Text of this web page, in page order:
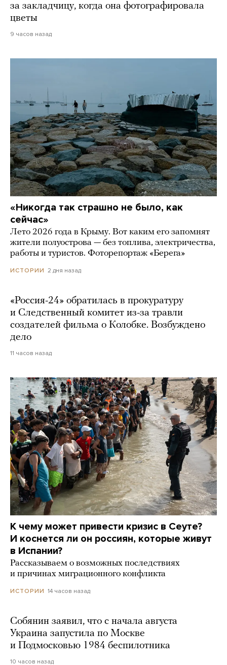
за закладчицу, когда она фотографировала
цветы
9 часов назад
«Никогда так страшно не было, как
сейчас»
Лето 2026 года в Крыму. Вот каким его запомнят
жители полуострова — без топлива, электричества,
работы и туристов. Фоторепортаж «Берега»
ИСТОРИИ 2 дня назад
«Россия-24» обратилась в прокуратуру
и Следственный комитет из-за травли
создателей фильма о Колобке. Возбуждено
дело
11 часов назад
К чему может привести кризис в Сеуте?
И коснется ли он россиян, которые живут
в Испании?
Рассказываем о возможных последствиях
и причинах миграционного конфликта
ИСТОРИИ 14 часов назад
Собянин заявил, что с начала августа
Украина запустила по Москве
и Подмосковью 1984 беспилотника
10 часов назад